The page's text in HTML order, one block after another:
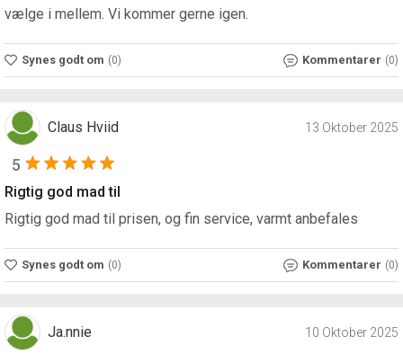
vælge i mellem. Vi kommer gerne igen.
Synes godt om (0) Kommentarer (0)
Claus Hviid 13 Oktober 2025
5
Rigtig god mad til
Rigtig god mad til prisen, og fin service, varmt anbefales
Synes godt om (0) Kommentarer (0)
Ja.nnie 10 Oktober 2025